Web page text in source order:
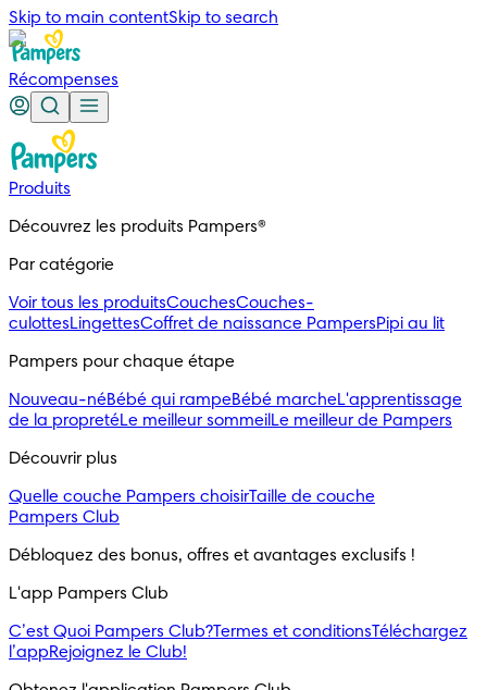
Skip to main contentSkip to search
Récompenses
Produits
Découvrez les produits Pampers®
Par catégorie
Voir tous les produitsCouchesCouches-
culottesLingettesCoffret de naissance PampersPipi au lit
Pampers pour chaque étape
Nouveau-néBébé qui rampeBébé marcheL'apprentissage
de la propretéLe meilleur sommeil Le meilleur de Pampers
Découvrir plus
Quelle couche Pampers choisirTaille de couche
Pampers Club
Débloquez des bonus, offres et avantages exclusifs !
L'app Pampers Club
C’est Quoi Pampers Club?Termes et conditionsTéléchargez
l’appRejoignez le Club!